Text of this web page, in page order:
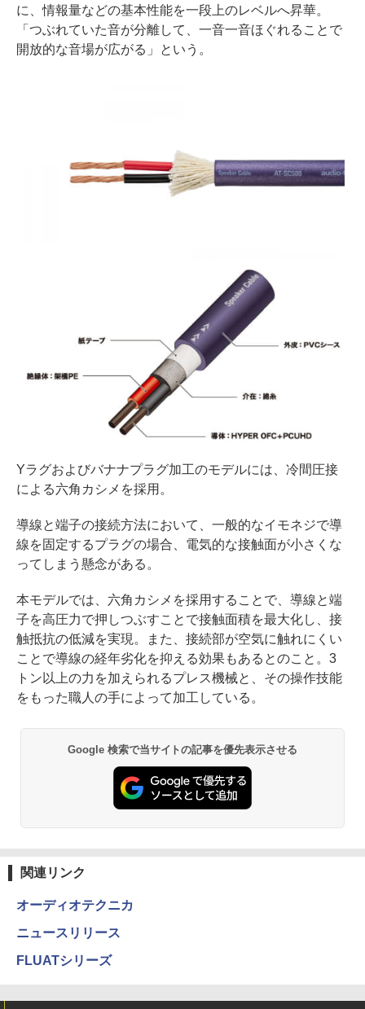
に、情報量などの基本性能を一段上のレベルへ昇華。
「つぶれていた音が分離して、一音一音ほぐれることで
開放的な音場が広がる」という。
Yラグおよびバナナプラグ加工のモデルには、冷間圧接
による六角カシメを採用。
導線と端子の接続方法において、一般的なイモネジで導
線を固定するプラグの場合、電気的な接触面が小さくな
ってしまう懸念がある。
本モデルでは、六角カシメを採用することで、導線と端
子を高圧力で押しつぶすことで接触面積を最大化し、接
触抵抗の低減を実現。また、接続部が空気に触れにくい
ことで導線の経年劣化を抑える効果もあるとのこと。3
トン以上の力を加えられるプレス機械と、その操作技能
をもった職人の手によって加工している。
Google 検索で当サイトの記事を優先表示させる
関連リンク
オーディオテクニカ
ニュースリリース
FLUATシリーズ